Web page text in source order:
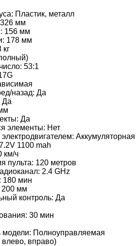
Пластик, металл
мм
156 мм
178 мм
кг
53:1
назад: Да
Да
Да
элементы: Нет
Аккумуляторная
1100 mah
км/ч
пульта: 120 метров
2.4 GHz
180 мин
200 мм
контроль: Да
30 мин
модели: Полноуправляемая
влево, вправо)